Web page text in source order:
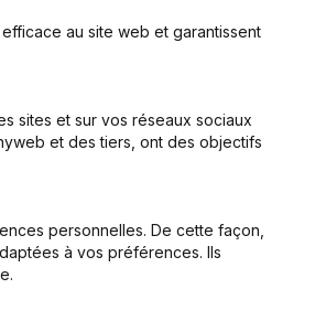
etc...)
Mudita?
au site web et garantissent
sites et sur vos réseaux sociaux
et des tiers, ont des objectifs
personnelles. De cette façon,
à vos préférences. Ils